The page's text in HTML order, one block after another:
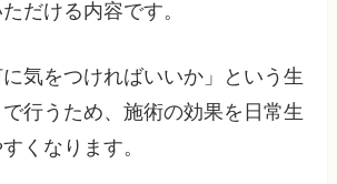
だける内容です。
気をつければいいか」という生
行うため、施術の効果を日常生
くなります。